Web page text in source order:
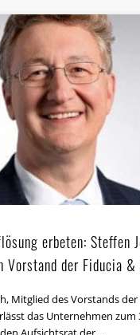
erbeten: Steffen
Vorstand der Fiducia &
Mitglied des Vorstands der
das Unternehmen zum